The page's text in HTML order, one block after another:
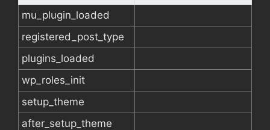
mu_plugin_loaded
registered_post_type
plugins_loaded
wp_roles_init
setup_theme
after_setup_theme